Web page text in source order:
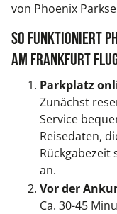
von Phoenix
So funktioniert
am Frankfurt
Parkplatz
Zunächst
Service
Reisedaten,
an.
Vor der
Ca. 30-45